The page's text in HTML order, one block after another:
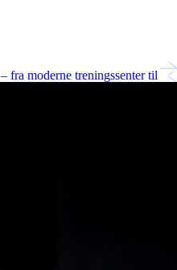
fra moderne treningssenter til